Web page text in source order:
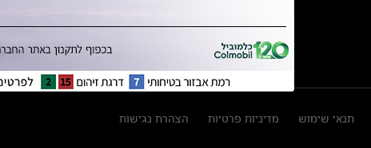
תנאי שימוש מדיניות פרטיות הצהרת נגישות